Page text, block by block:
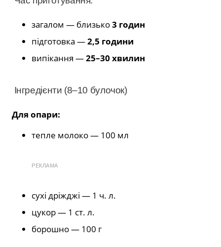
загалом — близько3 годин
підготовка —2,5 години
випікання —25–30 хвилин
Інгредієнти (8–10 булочок)
Для опари:
тепле молоко — 100 мл
РЕКЛАМА
сухі дріжджі — 1 ч. л.
цукор — 1 ст. л.
борошно — 100 г